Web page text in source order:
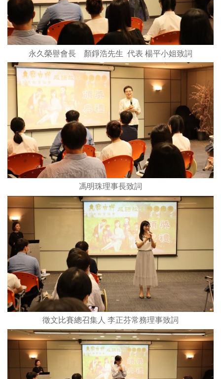
永久榮譽會長 顏錚浩先生 代表 楊平小姐致詞
馮明珠理事長致詞
徵文比賽總召集人 李正芬常務理事致詞